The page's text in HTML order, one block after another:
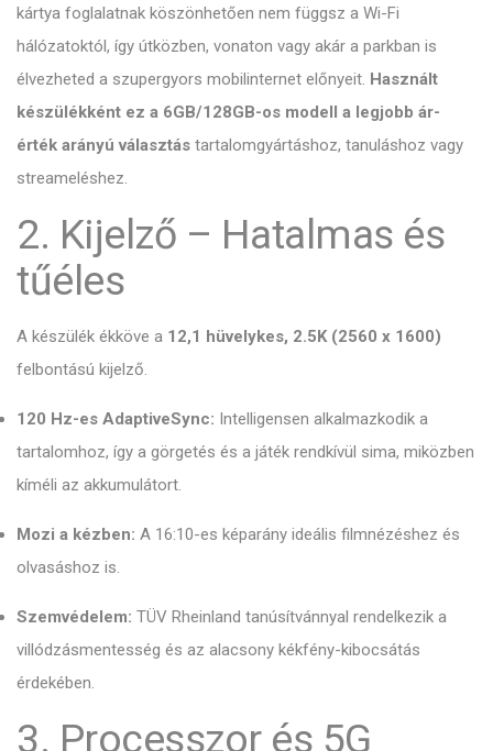
kártya foglalatnak köszönhetően nem függsz a Wi-Fi
hálózatoktól, így útközben, vonaton vagy akár a parkban is
élvezheted a szupergyors mobilinternet előnyeit. Használt
készülékként ez a 6GB/128GB-os modell a legjobb ár-
érték arányú választás tartalomgyártáshoz, tanuláshoz vagy
streameléshez.
2. Kijelző – Hatalmas és
tűéles
A készülék ékköve a 12,1 hüvelykes, 2.5K (2560 x 1600)
felbontású kijelző.
120 Hz-es AdaptiveSync: Intelligensen alkalmazkodik a
tartalomhoz, így a görgetés és a játék rendkívül sima, miközben
kíméli az akkumulátort.
Mozi a kézben: A 16:10-es képarány ideális filmnézéshez és
olvasáshoz is.
Szemvédelem: TÜV Rheinland tanúsítvánnyal rendelkezik a
villódzásmentesség és az alacsony kékfény-kibocsátás
érdekében.
3. Processzor és 5G